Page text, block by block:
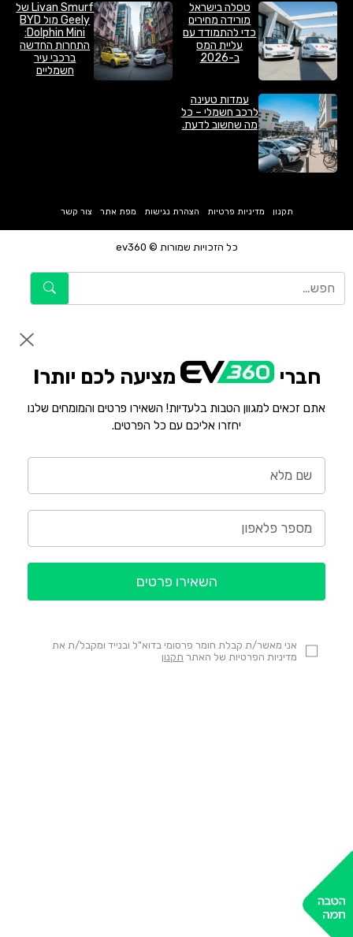
טסלה בישראל
מורידה מחירים
כדי להתמודד עם
עליית המס
ב-2026
Livan Smurf של
Geely מול BYD
Dolphin Mini:
התחרות החדשה
ברכבי עיר
חשמליים
עמדות טעינה
לרכב חשמלי – כל
מה שחשוב לדעת.
כל הזכויות שמורות © ev360
תקנון מדיניות פרטיות הצהרת נגישות מפת אתר צור קשר
חברי מציעה לכם יותר!
אתם זכאים למגוון הטבות בלעדיות! השאירו פרטים והמומחים שלנו
יחזרו אליכם עם כל הפרטים.
אני מאשר/ת קבלת חומר פרסומי בדוא"ל ובנייד ומקבל/ת את
מדיניות הפרטיות של האתר תקנון
השאירו פרטים